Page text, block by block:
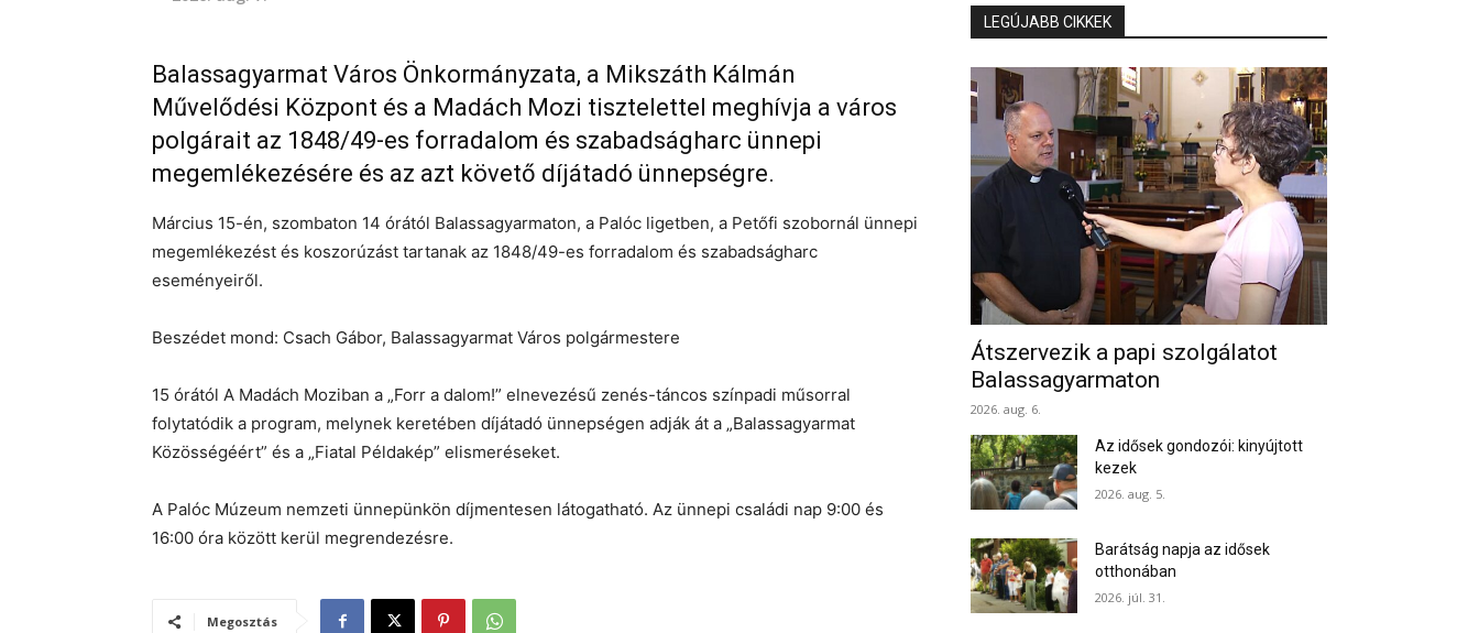
Balassagyarmat Város Önkormányzata, a Mikszáth Kálmán
Művelődési Központ és a Madách Mozi tisztelettel meghívja a város
polgárait az 1848/49-es forradalom és szabadságharc ünnepi
megemlékezésére és az azt követő díjátadó ünnepségre.
Március 15-én, szombaton 14 órától Balassagyarmaton, a Palóc ligetben, a Petőfi szobornál ünnepi
megemlékezést és koszorúzást tartanak az 1848/49-es forradalom és szabadságharc
eseményeiről.
Beszédet mond: Csach Gábor, Balassagyarmat Város polgármestere
15 órától A Madách Moziban a „Forr a dalom!” elnevezésű zenés-táncos színpadi műsorral
folytatódik a program, melynek keretében díjátadó ünnepségen adják át a „Balassagyarmat
Közösségéért” és a „Fiatal Példakép” elismeréseket.
A Palóc Múzeum nemzeti ünnepünkön díjmentesen látogatható. Az ünnepi családi nap 9:00 és
16:00 óra között kerül megrendezésre.
Megosztás
LEGÚJABB CIKKEK
Átszervezik a papi szolgálatot
Balassagyarmaton
2026. aug. 6.
Az idősek gondozói: kinyújtott
kezek
2026. aug. 5.
Barátság napja az idősek
otthonában
2026. júl. 31.